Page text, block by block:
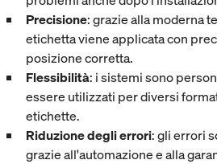
Precisione: grazie alla moderna
etichetta viene applicata con
posizione corretta.
Flessibilità: i sistemi sono
essere utilizzati per diversi
etichette.
Riduzione degli errori: gli errori
grazie all'automazione e alla